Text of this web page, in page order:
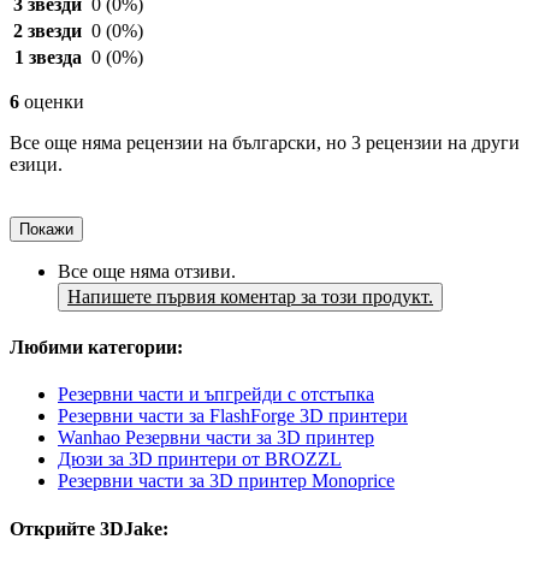
2 звезди 0 (0%)
1 звезда 0 (0%)
6 оценки
Все още няма рецензии на български, но 3 рецензии на други
езици.
Покажи
Все още няма отзиви.
Напишете първия коментар за този продукт.
Любими категории:
Резервни части и ъпгрейди с отстъпка
Резервни части за FlashForge 3D принтери
Wanhao Резервни части за 3D принтер
Дюзи за 3D принтери от BROZZL
Резервни части за 3D принтер Monoprice
Открийте 3DJake: